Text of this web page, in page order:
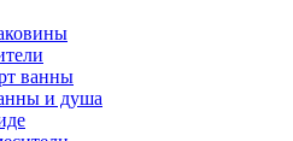
ванны
и душа